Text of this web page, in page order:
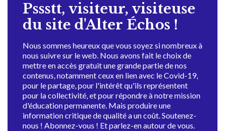
Pssstt, visiteur, visiteuse
du site d'Alter Échos !
Nous sommes heureux que vous soyez si nombreux à
nous suivre sur le web. Nous avons fait le choix de
mettre en accès gratuit une grande partie de nos
contenus, notamment ceux en lien avec le Covid-19,
pour le partage, pour l'intérêt qu'ils représentent
pour la collectivité, et pour répondre à notre mission
d'éducation permanente. Mais produire une
information critique de qualité a un coût. Soutenez-
nous ! Abonnez-vous ! Et parlez-en autour de vous.